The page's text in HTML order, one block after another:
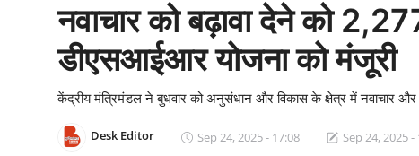
नवाचार को बढ़ावा देने को
डीएसआईआर योजना को मंजूरी
केंद्रीय मंत्रिमंडल ने बुधवार को अनुसंधान और विकास के क्षेत्र में नवाचार और
Desk Editor Sep 24, 2025 - 17:08 Sep 24, 2025 -